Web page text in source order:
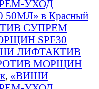
УХОД
в Красный
СУПРЕМ
SPF30
ЛИФТАКТИВ
МОРЩИН
, «ВИШИ